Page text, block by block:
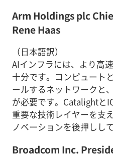
Arm Holdings plc
Rene Haas
（日本語訳）
AIインフラには、より高
十分です。コンピュート
ールするネットワークと
が必要です。Catalightと
重要な技術レイヤーを支
ノベーションを後押しし
Broadcom Inc.